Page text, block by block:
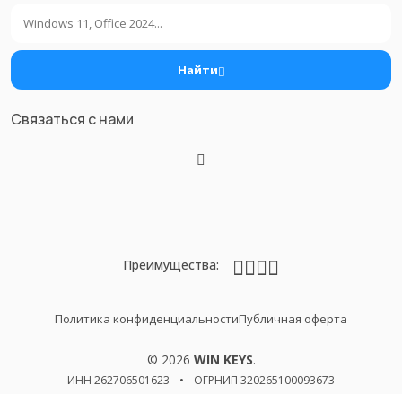
Найти
Связаться с нами
Преимущества:
Политика конфиденциальностиПубличная оферта
© 2026 WIN KEYS.
ИНН 262706501623 • ОГРНИП 320265100093673